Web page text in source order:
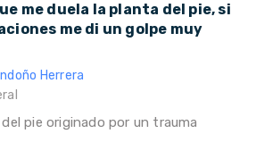
me duela la planta del pie, si
me di un golpe muy
Herrera
pie originado por un trauma